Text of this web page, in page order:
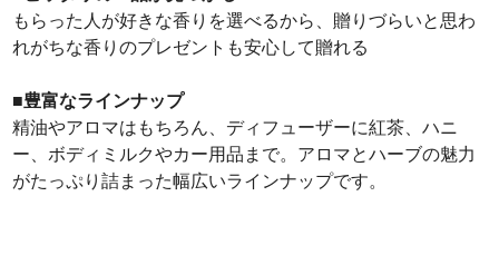
もらった人が好きな香りを選べるから、贈りづらいと思わ
れがちな香りのプレゼントも安心して贈れる
■豊富なラインナップ
精油やアロマはもちろん、ディフューザーに紅茶、ハニ
ー、ボディミルクやカー用品まで。アロマとハーブの魅力
がたっぷり詰まった幅広いラインナップです。